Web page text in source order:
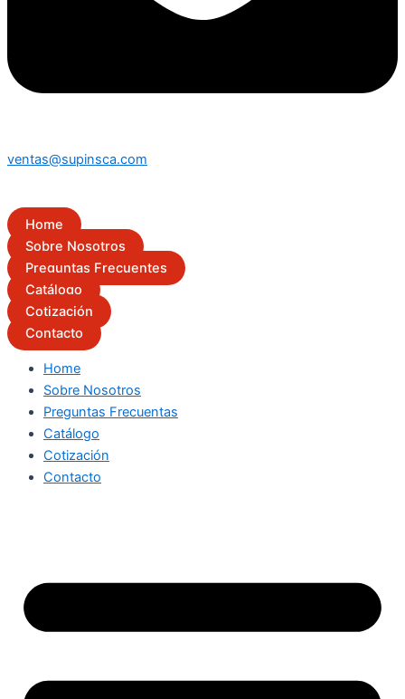
ventas@supinsca.com
Home
Sobre Nosotros
Preguntas Frecuentes
Catálogo
Cotización
Contacto
Home
Sobre Nosotros
Preguntas Frecuentas
Catálogo
Cotización
Contacto